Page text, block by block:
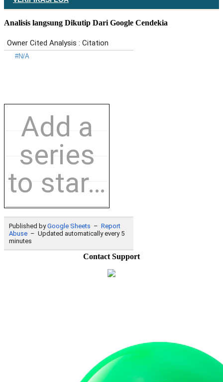
Analisis langsung Dikutip Dari Google Cendekia
Contact Support